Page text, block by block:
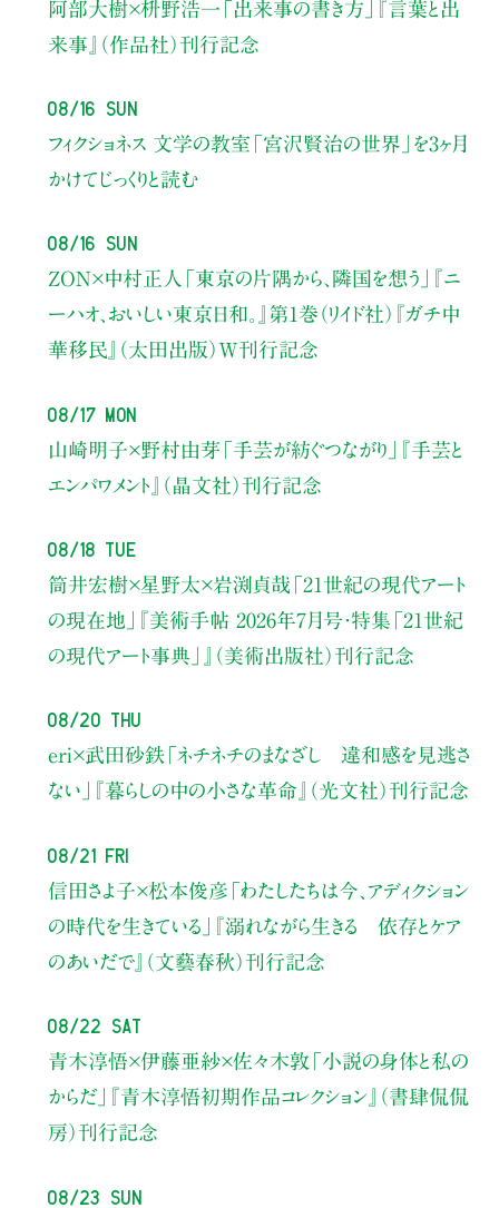
阿部大樹×枡野浩一 「出来事の書き方」
『言葉と出
来事』（作品社）刊行記念
08/16 Sun
フィクショネス 文学の教室 「宮沢賢治の世界」を3ヶ月
かけてじっくりと読む
08/16 Sun
ZON×中村正人 「東京の片隅から、隣国を想う」
『ニ
ーハオ、おいしい東京日和。』第1巻（リイド社） 『ガチ中
華移民』（太田出版）W刊行記念
08/17 Mon
山崎明子×野村由芽 「手芸が紡ぐつながり」
『手芸と
エンパワメント』（晶文社）刊行記念
08/18 Tue
筒井宏樹×星野太×岩渕貞哉 「21世紀の現代アート
の現在地」
『美術手帖 2026年7月号・特集「21世紀
の現代アート事典」』（美術出版社）刊行記念
08/20 Thu
eri×武田砂鉄「ネチネチのまなざし 違和感を見逃さ
ない」
『暮らしの中の小さな革命』（光文社）刊行記念
08/21 Fri
信田さよ子×松本俊彦 「わたしたちは今、アディクション
の時代を生きている」
『溺れながら生きる 依存とケア
のあいだで』（文藝春秋）刊行記念
08/22 Sat
青木淳悟×伊藤亜紗×佐々木敦 「小説の身体と私の
からだ」
『青木淳悟初期作品コレクション』（書肆侃侃
房）刊行記念
08/23 Sun